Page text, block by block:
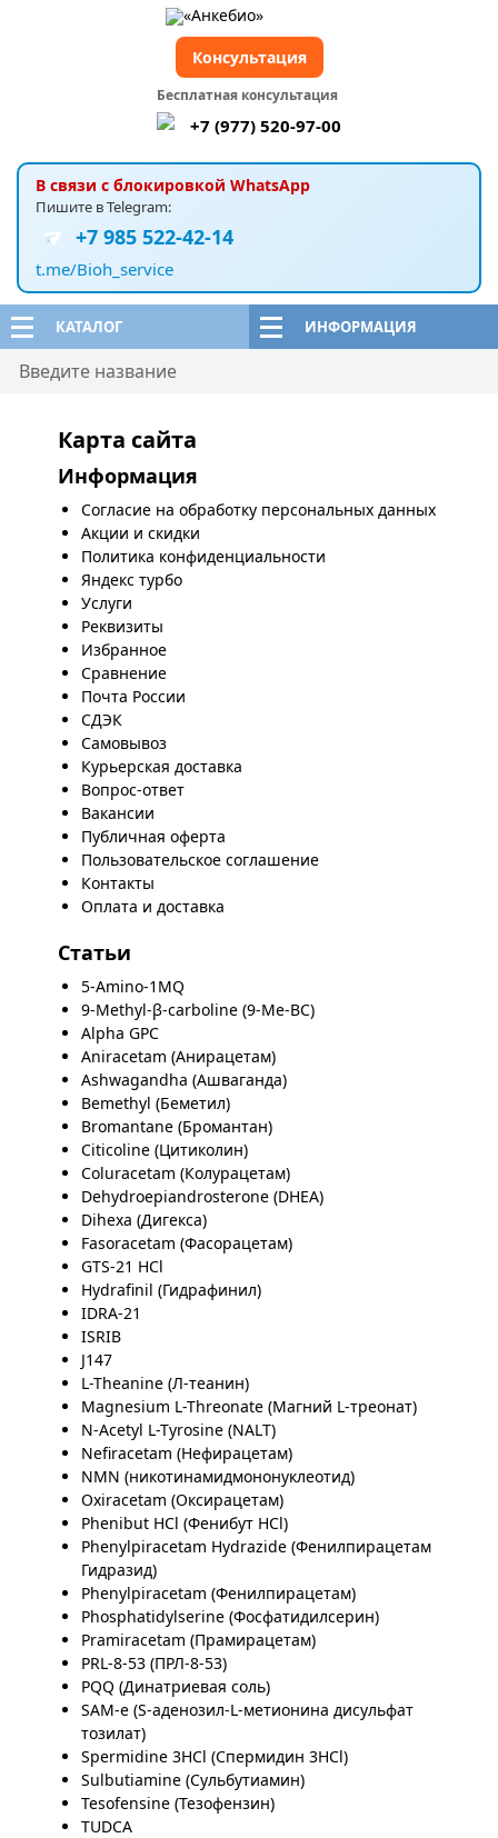
КАТАЛОГ ИНФОРМАЦИЯ
В связи с блокировкой WhatsApp
Пишите в Telegram:
+7 985 522-42-14
t.me/Bioh_service
Бесплатная консультация
+7 (977) 520-97-00
Консультация
Карта сайта
Информация
Согласие на обработку персональных данных
Акции и скидки
Политика конфиденциальности
Яндекс турбо
Услуги
Реквизиты
Избранное
Сравнение
Почта России
СДЭК
Самовывоз
Курьерская доставка
Вопрос-ответ
Вакансии
Публичная оферта
Пользовательское соглашение
Контакты
Оплата и доставка
Статьи
5-Amino-1MQ
9-Methyl-β-carboline (9-Me-BC)
Alpha GPC
Aniracetam (Анирацетам)
Ashwagandha (Ашваганда)
Bemethyl (Беметил)
Bromantane (Бромантан)
Citicoline (Цитиколин)
Coluracetam (Колурацетам)
Dehydroepiandrosterone (DHEA)
Dihexa (Дигекса)
Fasoracetam (Фасорацетам)
GTS-21 HCl
Hydrafinil (Гидрафинил)
IDRA-21
ISRIB
J147
L-Theanine (Л-теанин)
Magnesium L-Threonate (Магний L-треонат)
N-Acetyl L-Tyrosine (NALT)
Nefiracetam (Нефирацетам)
NMN (никотинамидмононуклеотид)
Oxiracetam (Оксирацетам)
Phenibut HCl (Фенибут HCl)
Phenylpiracetam Hydrazide (Фенилпирацетам
Гидразид)
Phenylpiracetam (Фенилпирацетам)
Phosphatidylserine (Фосфатидилсерин)
Pramiracetam (Прамирацетам)
PRL-8-53 (ПРЛ-8-53)
PQQ (Динатриевая соль)
SAM-e (S-аденозил-L-метионина дисульфат
тозилат)
Spermidine 3HCl (Спермидин 3HCl)
Sulbutiamine (Сульбутиамин)
Tesofensine (Тезофензин)
TUDCA